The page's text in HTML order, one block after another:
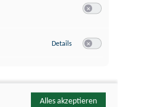
Details zu YouTube
Alles akzeptieren